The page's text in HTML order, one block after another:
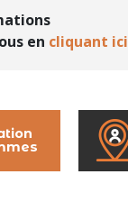
en cliquant ici